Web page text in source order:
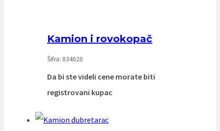
Kamion i rovokopač
Šifra: 834020
Da bi ste videli cene morate biti
registrovani kupac